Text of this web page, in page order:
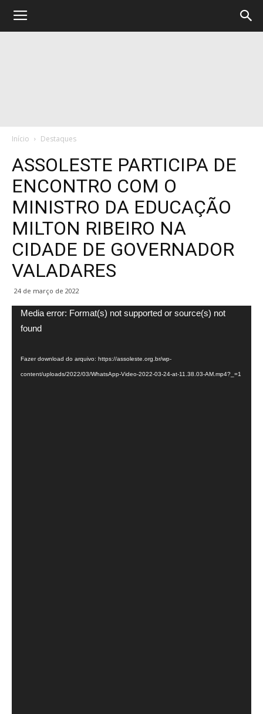
Início Destaques
ASSOLESTE PARTICIPA DE
ENCONTRO COM O
MINISTRO DA EDUCAÇÃO
MILTON RIBEIRO NA
CIDADE DE GOVERNADOR
VALADARES
24 de março de 2022
Tocador
Media error: Format(s) not supported or source(s) not
found
Fazer download do arquivo: https://assoleste.org.br/wp-
content/uploads/2022/03/WhatsApp-Video-2022-03-24-at-11.38.03-AM.mp4?_=1